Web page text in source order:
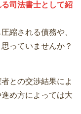
司法書士として紹
縮される債務や、
っていませんか？
との交渉結果によ
め方によっては大